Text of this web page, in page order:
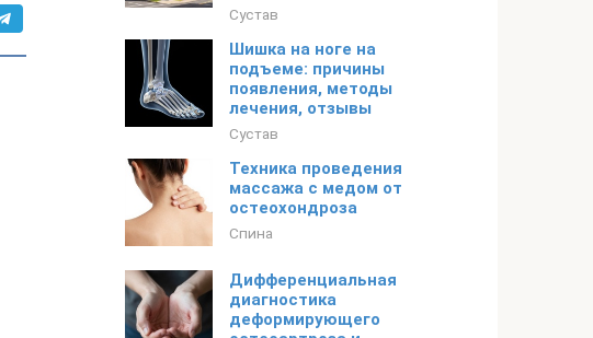
Сустав
Шишка на ноге на
подъеме: причины
появления, методы
лечения, отзывы
Сустав
Техника проведения
массажа с медом от
остеохондроза
Спина
Дифференциальная
диагностика
деформирующего